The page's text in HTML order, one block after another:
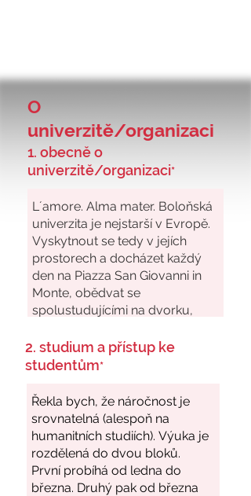
O
univerzitě/organizaci
1. obecně o
univerzitě/organizaci*
2. studium a přístup ke
studentům*